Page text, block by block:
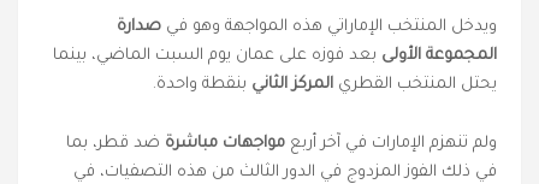
ويدخل المنتخب الإماراتي هذه المواجهة وهو في صدارة
المجموعة الأولى بعد فوزه على عمان يوم السبت الماضي، بينما
يحتل المنتخب القطري المركز الثاني بنقطة واحدة.
ولم تنهزم الإمارات في آخر أربع مواجهات مباشرة ضد قطر، بما
في ذلك الفوز المزدوج في الدور الثالث من هذه التصفيات، في